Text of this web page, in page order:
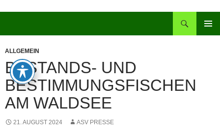
ALLGEMEIN
BESTANDS- UND
BESTIMMUNGSFISCHEN
AM WALDSEE
21. AUGUST 2024 ASV PRESSE